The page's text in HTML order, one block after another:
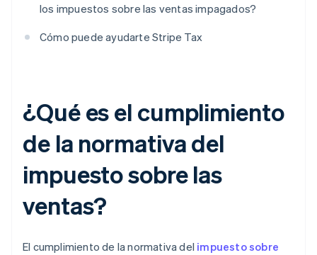
los impuestos sobre las ventas impagados?
Cómo puede ayudarte Stripe Tax
¿Qué es el cumplimiento
de la normativa del
impuesto sobre las
ventas?
El cumplimiento de la normativa del impuesto sobre